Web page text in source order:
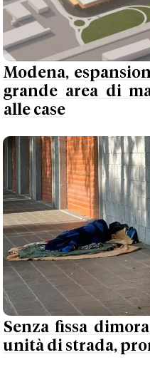
Modena,
grande area di
alle case
Senza fissa
unità di strada,